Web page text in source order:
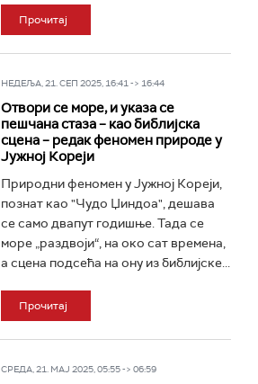
Прочитај
НЕДЕЉА, 21. СЕП 2025, 16:41 -> 16:44
Отвори се море, и указа се
пешчана стаза – као библијска
сцена – редак феномен природе у
Јужној Кореји
Природни феномен у Јужној Кореји,
познат као "Чудо Џиндоа", дешава
се само двапут годишње. Тада се
море „раздвоји“, на око сат времена,
а сцена подсећа на ону из библијске...
Прочитај
СРЕДА, 21. МАЈ 2025, 05:55 -> 06:59